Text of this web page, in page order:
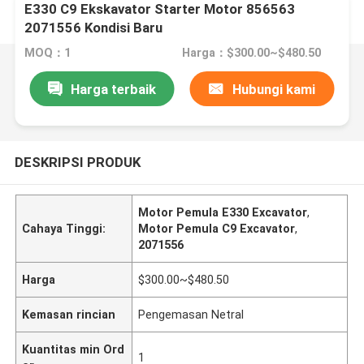
E330 C9 Ekskavator Starter Motor 856563
2071556 Kondisi Baru
MOQ：1 Harga：$300.00~$480.50
Harga terbaik Hubungi kami
DESKRIPSI PRODUK
Cahaya Tinggi:
Motor Pemula E330 Excavator,
Motor Pemula C9 Excavator,
2071556
Harga $300.00~$480.50
Kemasan rincian Pengemasan Netral
Kuantitas min Ord
1